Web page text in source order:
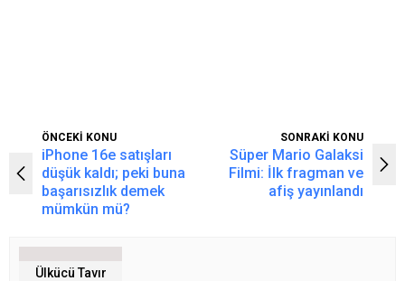
ÖNCEKİ KONU
iPhone 16e satışları
düşük kaldı; peki buna
başarısızlık demek
mümkün mü?
SONRAKİ KONU
Süper Mario Galaksi
Filmi: İlk fragman ve
afiş yayınlandı
Ülkücü Tavır